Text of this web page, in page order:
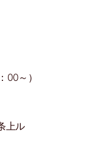
00～）
上ル